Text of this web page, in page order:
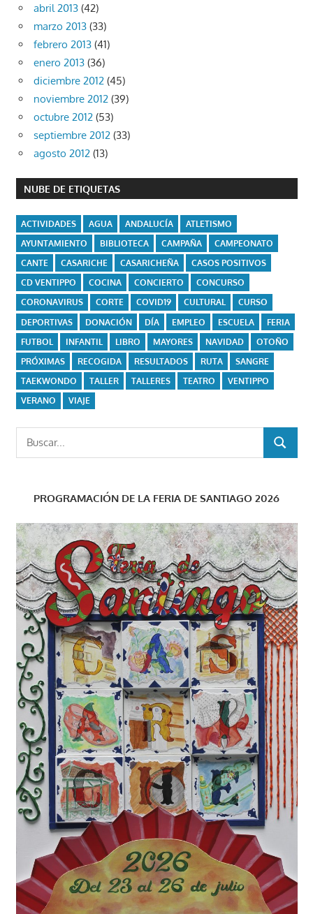
abril 2013 (42)
marzo 2013 (33)
febrero 2013 (41)
enero 2013 (36)
diciembre 2012 (45)
noviembre 2012 (39)
octubre 2012 (53)
septiembre 2012 (33)
agosto 2012 (13)
NUBE DE ETIQUETAS
ACTIVIDADES AGUA ANDALUCÍA
ATLETISMO
AYUNTAMIENTO
BIBLIOTECA CAMPAÑA
CAMPEONATO
CANTE
CASARICHE CASARICHEÑA
CASOS POSITIVOS
CD VENTIPPO
COCINA CONCIERTO
CONCURSO
CORONAVIRUS
CORTE COVID19 CULTURAL
CURSO
DEPORTIVAS
DONACIÓN DÍA EMPLEO ESCUELA
FERIA
FUTBOL
INFANTIL LIBRO MAYORES NAVIDAD
OTOÑO
PRÓXIMAS
RECOGIDA RESULTADOS RUTA
SANGRE
TAEKWONDO
TALLER TALLERES TEATRO
VENTIPPO
VERANO
VIAJE
Buscar:
BUSCAR
PROGRAMACIÓN DE LA FERIA DE SANTIAGO 2026